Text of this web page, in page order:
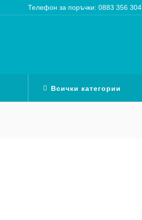
Телефон за поръчки: 0883 356 304
Всички категории